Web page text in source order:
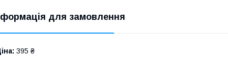
для замовлення
395 ₴